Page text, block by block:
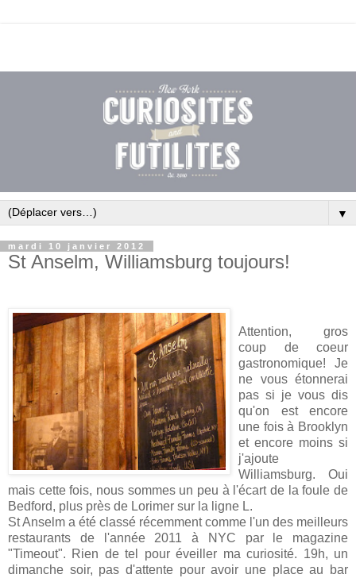
▼
mardi 10 janvier 2012
St Anselm, Williamsburg toujours!
Attention, gros
coup de coeur
gastronomique! Je
ne vous étonnerai
pas si je vous dis
qu'on est encore
une fois à Brooklyn
et encore moins si
j'ajoute
Williamsburg. Oui
mais cette fois, nous sommes un peu à l'écart de la foule de
Bedford, plus près de Lorimer sur la ligne L.
St Anselm a été classé récemment comme l'un des meilleurs
restaurants de l'année 2011 à NYC par le magazine
"Timeout". Rien de tel pour éveiller ma curiosité. 19h, un
dimanche soir, pas d'attente pour avoir une place au bar